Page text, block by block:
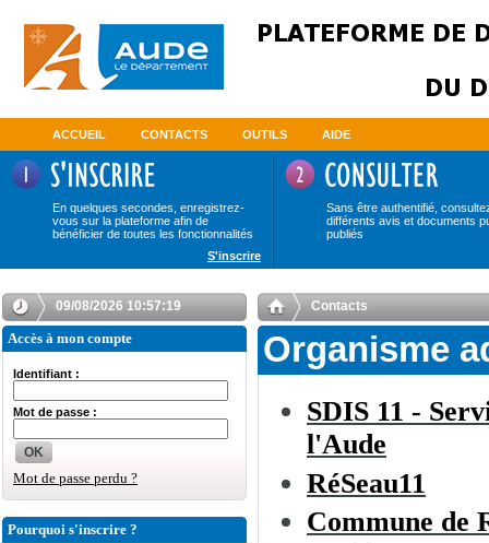
ACCUEIL CONTACTS OUTILS AIDE
En quelques secondes, enregistrez-
vous sur la plateforme afin de
bénéficier de toutes les fonctionnalités
Sans être authentifié,
différents avis et documents
publiés
S'inscrire
09/08/2026 10:57:20
Accès à mon compte
Identifiant :
Mot de passe :
OK
Mot de passe perdu ?
Pourquoi s'inscrire ?
Contacts
Organisme
SDIS 11 -
l'Aude
RéSeau11
Commune de